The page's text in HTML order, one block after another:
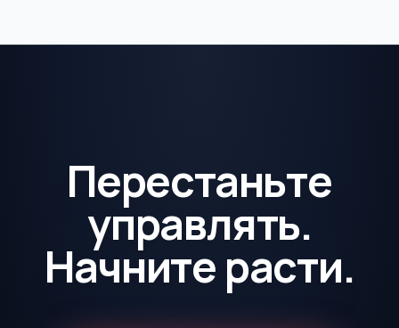
Перестаньте
управлять.
Начните расти.